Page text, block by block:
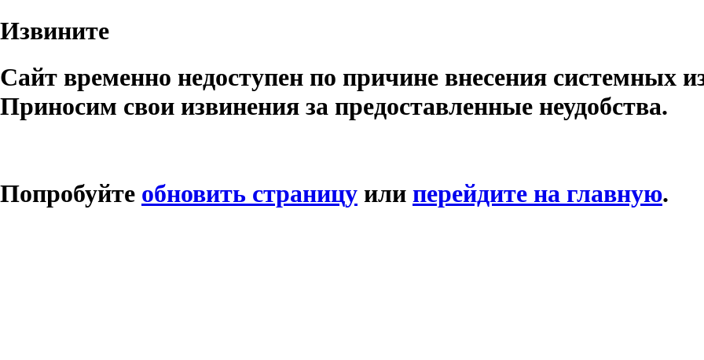
Извините
Сайт временно недоступен по причине внесения системных
Приносим свои извинения за предоставленные неудобства.
Попробуйте обновить страницу или перейдите на главную.